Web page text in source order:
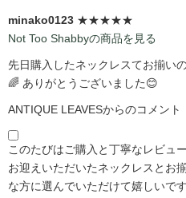
minako0123 ★★★★★
Not Too Shabbyの商品を見る
先日購入したネックレスてお揃い
🌈 ありがとうございました😊
ANTIQUE LEAVESからのコメント
このたびはご購入と丁寧なレビュ
お迎えいただいたネックレスとお
な方に選んでいただけて嬉しいで